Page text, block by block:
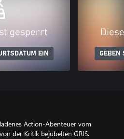
gesperrt
EIN GEBEN
Action-Abenteuer vom
der Kritik bejubelten GRIS.